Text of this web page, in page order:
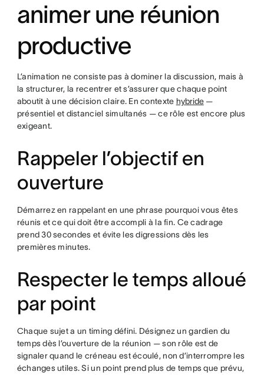
animer une réunion
productive
L’animation ne consiste pas à dominer la discussion, mais à
la structurer, la recentrer et s’assurer que chaque point
aboutit à une décision claire. En contexte hybride—
présentiel et distanciel simultanés — ce rôle est encore plus
exigeant.
Rappeler l’objectif en
ouverture
Démarrez en rappelant en une phrase pourquoi vous êtes
réunis et ce qui doit être accompli à la fin. Ce cadrage
prend 30 secondes et évite les digressions dès les
premières minutes.
Respecter le temps alloué
par point
Chaque sujet a un timing défini. Désignez un gardien du
temps dès l’ouverture de la réunion — son rôle est de
signaler quand le créneau est écoulé, non d’interrompre les
échanges utiles. Si un point prend plus de temps que prévu,